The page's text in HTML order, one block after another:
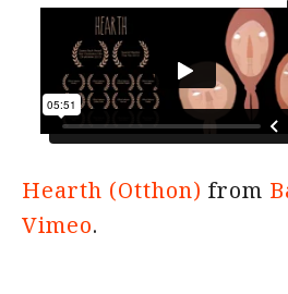
Hearth (Otthon) from
Vimeo.